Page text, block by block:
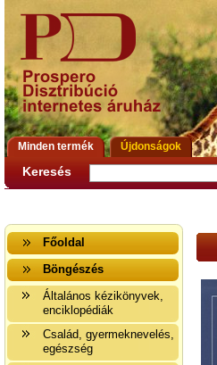
Minden termék Újdonságok
Keresés
Főoldal
Böngészés
Általános kézikönyvek,
enciklopédiák
Család, gyermeknevelés,
egészség